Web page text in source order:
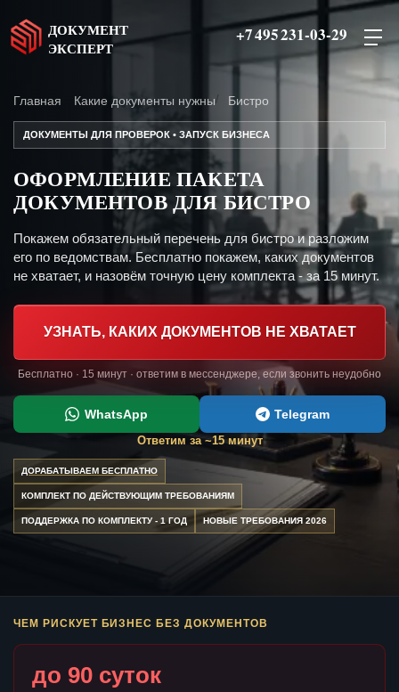
ДОКУМЕНТ
ЭКСПЕРТ
+7 495 231-03-29
Главная Какие документы нужны Бистро
ДОКУМЕНТЫ ДЛЯ ПРОВЕРОК • ЗАПУСК БИЗНЕСА
ОФОРМЛЕНИЕ ПАКЕТА
ДОКУМЕНТОВ ДЛЯ БИСТРО
Покажем обязательный перечень для бистро и разложим
его по ведомствам. Бесплатно покажем, каких документов
не хватает, и назовём точную цену комплекта - за 15 минут.
УЗНАТЬ, КАКИХ ДОКУМЕНТОВ НЕ ХВАТАЕТ
Бесплатно · 15 минут · ответим в мессенджере, если звонить неудобно
WhatsApp Telegram
Ответим за ~15 минут
ДОРАБАТЫВАЕМ БЕСПЛАТНО
КОМПЛЕКТ ПО ДЕЙСТВУЮЩИМ ТРЕБОВАНИЯМ
ПОДДЕРЖКА ПО КОМПЛЕКТУ - 1 ГОД НОВЫЕ ТРЕБОВАНИЯ 2026
ЧЕМ РИСКУЕТ БИЗНЕС БЕЗ ДОКУМЕНТОВ
до 90 суток